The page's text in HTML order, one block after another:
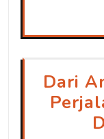
Dari